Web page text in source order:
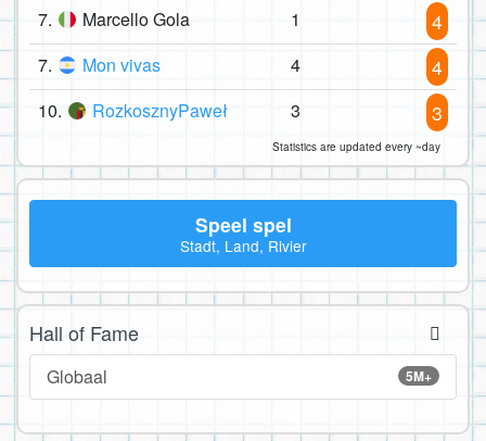
7. Marcello Gola 1 4
7. Mon vivas 4 4
10. RozkosznyPaweł 3 3
Statistics are updated every ~day
Speel spel
Stadt, Land, Rivier
Hall of Fame
5M+
Globaal